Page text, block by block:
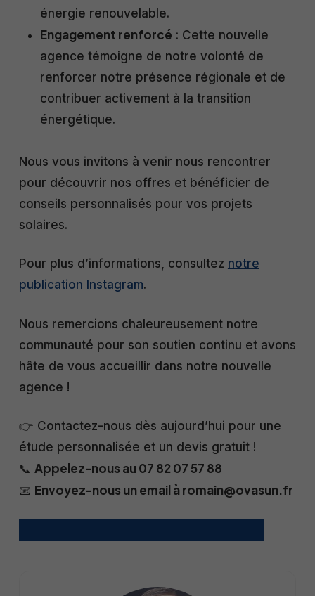
énergie renouvelable.​
Engagement renforcé : Cette nouvelle
agence témoigne de notre volonté de
renforcer notre présence régionale et de
contribuer activement à la transition
énergétique.​
Nous vous invitons à venir nous rencontrer
pour découvrir nos offres et bénéficier de
conseils personnalisés pour vos projets
solaires.​
Pour plus d’informations, consultez notre
publication Instagram.
Nous remercions chaleureusement notre
communauté pour son soutien continu et avons
hâte de vous accueillir dans notre nouvelle
agence !​
👉 Contactez-nous dès aujourd’hui pour une
étude personnalisée et un devis gratuit !
📞 Appelez-nous au 07 82 07 57 88
📧 Envoyez-nous un email à romain@ovasun.fr